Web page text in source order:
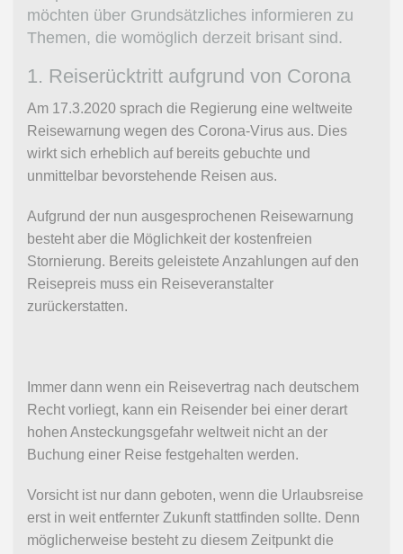
möchten über Grundsätzliches informieren zu
Themen, die womöglich derzeit brisant sind.
1. Reiserücktritt aufgrund von Corona
Am 17.3.2020 sprach die Regierung eine weltweite
Reisewarnung wegen des Corona-Virus aus. Dies
wirkt sich erheblich auf bereits gebuchte und
unmittelbar bevorstehende Reisen aus.
Aufgrund der nun ausgesprochenen Reisewarnung
besteht aber die Möglichkeit der kostenfreien
Stornierung. Bereits geleistete Anzahlungen auf den
Reisepreis muss ein Reiseveranstalter
zurückerstatten.
Immer dann wenn ein Reisevertrag nach deutschem
Recht vorliegt, kann ein Reisender bei einer derart
hohen Ansteckungsgefahr weltweit nicht an der
Buchung einer Reise festgehalten werden.
Vorsicht ist nur dann geboten, wenn die Urlaubsreise
erst in weit entfernter Zukunft stattfinden sollte. Denn
möglicherweise besteht zu diesem Zeitpunkt die